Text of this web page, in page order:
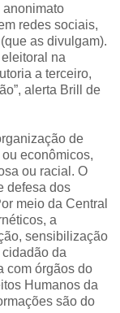
anonimato
redes sociais,
as divulgam).
na
a terceiro,
alerta Brill de
de
econômicos,
ou racial. O
defesa dos
meio da Central
a
sensibilização
da
com órgãos do
Humanos da
são do